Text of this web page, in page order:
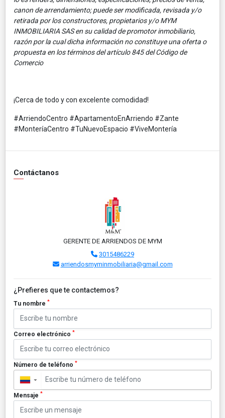
canon de arrendamiento; puede ser modificada, revisada y/o
retirada por los constructores, propietarios y/o MYM
INMOBILIARIA SAS en su calidad de promotor inmobiliario,
razón por la cual dicha información no constituye una oferta o
propuesta en los términos del artículo 845 del Código de
Comercio
¡Cerca de todo y con excelente comodidad!
#ArriendoCentro #ApartamentoEnArriendo #Zante
#MonteríaCentro #TuNuevoEspacio #ViveMontería
Contáctanos
GERENTE DE ARRIENDOS DE MYM
3015486229
arriendosmyminmobiliaria@gmail.com
¿Prefieres que te contactemos?
Tu nombre *
Correo electrónico *
Número de teléfono *
▼
Mensaje *